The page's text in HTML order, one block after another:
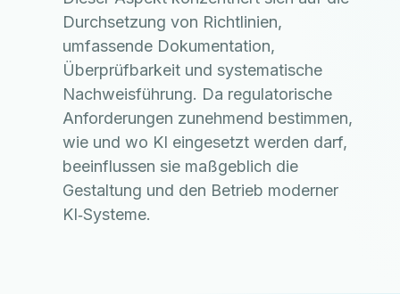
Durchsetzung von Richtlinien,
umfassende Dokumentation,
Überprüfbarkeit und systematische
Nachweisführung. Da regulatorische
Anforderungen zunehmend bestimmen,
wie und wo KI eingesetzt werden darf,
beeinflussen sie maßgeblich die
Gestaltung und den Betrieb moderner
KI‑Systeme.